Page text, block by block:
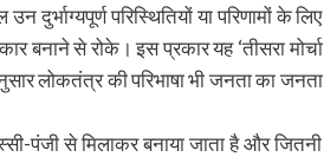
परिस्थितियों या परिणामों के लिए
बनाने से रोके। इस प्रकार यह ‘तीसरा मोर्चा
लोकतंत्र की परिभाषा भी जनता का जनता
पंजी से मिलाकर बनाया जाता है और जितनी